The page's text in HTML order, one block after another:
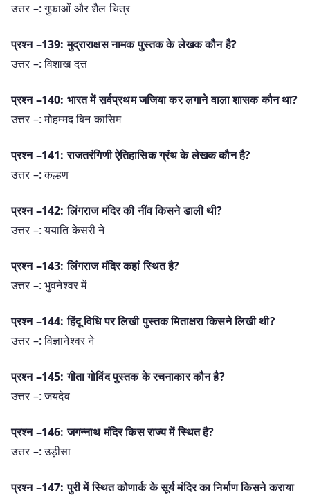
उत्तर –: गुफाओं और शैल चित्र
प्रश्न –139: मुद्राराक्षस नामक पुस्तक के लेखक कौन है?
उत्तर –: विशाख दत्त
प्रश्न –140: भारत में सर्वप्रथम जजिया कर लगाने वाला शासक कौन था?
उत्तर –: मोहम्मद बिन कासिम
प्रश्न –141: राजतरंगिणी ऐतिहासिक ग्रंथ के लेखक कौन है?
उत्तर –: कल्हण
प्रश्न –142: लिंगराज मंदिर की नींव किसने डाली थी?
उत्तर –: ययाति केसरी ने
प्रश्न –143: लिंगराज मंदिर कहां स्थित है?
उत्तर –: भुवनेश्वर में
प्रश्न –144: हिंदू विधि पर लिखी पुस्तक मिताक्षरा किसने लिखी थी?
उत्तर –: विज्ञानेश्वर ने
प्रश्न –145: गीता गोविंद पुस्तक के रचनाकार कौन है?
उत्तर –: जयदेव
प्रश्न –146: जगन्नाथ मंदिर किस राज्य में स्थित है?
उत्तर –: उड़ीसा
प्रश्न –147: पुरी में स्थित कोणार्क के सूर्य मंदिर का निर्माण किसने कराया